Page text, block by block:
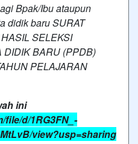
Bpak/Ibu ataupun
didik baru SURAT
SELEKSI
DIDIK BARU (PPDB)
PELAJARAN
ini
d/1RG3FN_-
view?usp=sharing